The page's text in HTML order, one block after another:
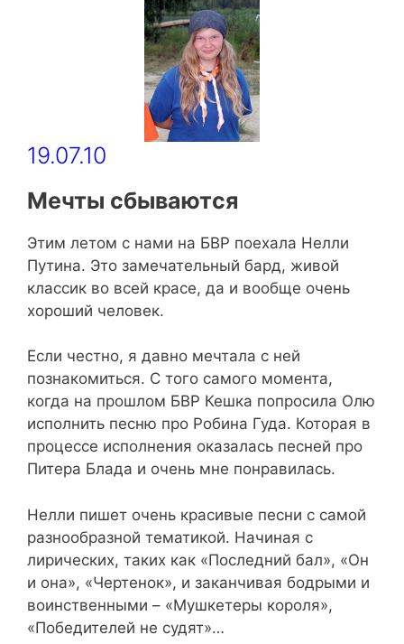
19.07.10
Мечты сбываются
Этим летом с нами на БВР поехала Нелли
Путина. Это замечательный бард, живой
классик во всей красе, да и вообще очень
хороший человек.
Если честно, я давно мечтала с ней
познакомиться. С того самого момента,
когда на прошлом БВР Кешка попросила Олю
исполнить песню про Робина Гуда. Которая в
процессе исполнения оказалась песней про
Питера Блада и очень мне понравилась.
Нелли пишет очень красивые песни с самой
разнообразной тематикой. Начиная с
лирических, таких как «Последний бал», «Он
и она», «Чертенок», и заканчивая бодрыми и
воинственными – «Мушкетеры короля»,
«Победителей не судят»…